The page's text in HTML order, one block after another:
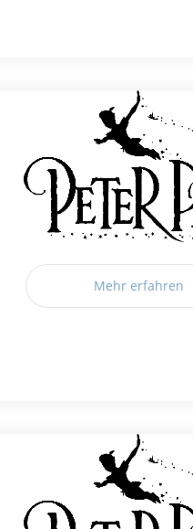
Mehr erfahren